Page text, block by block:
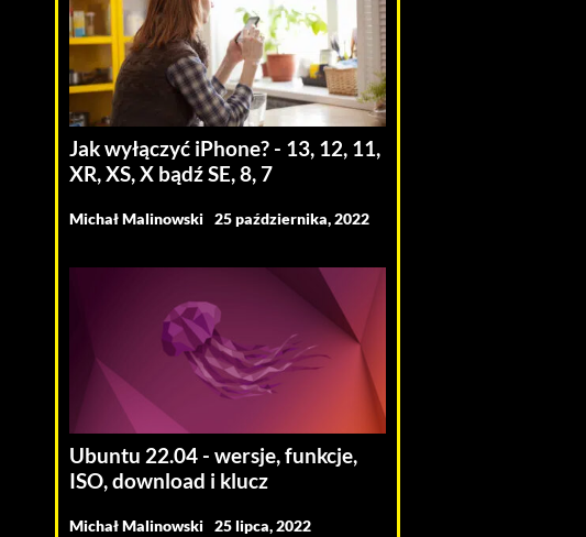
Jak wyłączyć iPhone? - 13, 12, 11,
XR, XS, X bądź SE, 8, 7
Michał Malinowski 25 października, 2022
Ubuntu 22.04 - wersje, funkcje,
ISO, download i klucz
Michał Malinowski 25 lipca, 2022